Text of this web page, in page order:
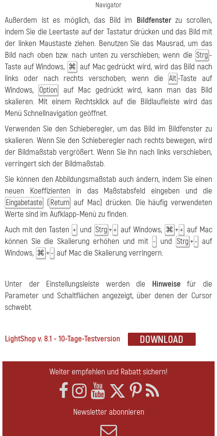
Navigator
Außerdem ist es möglich, das Bild im Bildfensterzu scrollen,
indem Sie die Leertaste auf der Tastatur drücken und das Bild mit
der linken Maustaste ziehen. Benutzen Sie das Mausrad, um das
Bild nach oben bzw. nach unten zu verschieben; wenn die Strg-
Taste auf Windows, ⌘ auf Mac gedrückt wird, wird das Bild nach
links oder nach rechts verschoben; wenn die
Alt-Taste auf
Windows,
Option
auf Mac gedrückt wird, kann man das Bild
skalieren. Mit einem Rechtsklick auf die Bildlaufleiste wird das
Menü Schnellnavigation geöffnet.
Verwenden Sie den Schieberegler, um das Bild im Bildfenster zu
skalieren. Wenn Sie den Schieberegler nach rechts bewegen, wird
der Bildmaßstab vergrößert. Wenn Sie ihn nach links verschieben,
verringert sich der Bildmaßstab.
Sie können den Abbildungsmaßstab auch ändern, indem Sie einen
neuen Koeffizienten in das Maßstabsfeld eingeben und die
Eingabetaste ( Return auf Mac) drücken. Die häufig verwendeten
Werte sind im Aufklapp-Menü zu finden.
Auch mit den Tasten + und Strg++ auf Windows, ⌘ ++ auf Mac
können Sie die Skalierung erhöhen und mit - und Strg+- auf
Windows, ⌘ +- auf Mac die Skalierung verringern.
Unter der Einstellungsleiste werden die Hinweisefür die
Parameter und Schaltflächen angezeigt, über denen der Cursor
schwebt.
LightShop v. 8.1 - 10-Tage-Testversion
Weiter empfehlen und Rabatt sichern!
Newsletter abonnieren